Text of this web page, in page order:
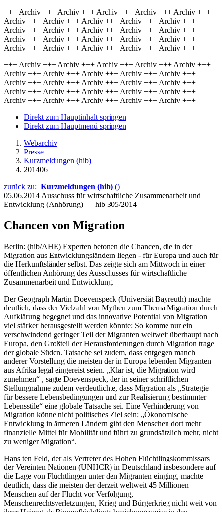
+++ Archiv +++ Archiv +++ Archiv +++ Archiv +++ Archiv +++
Archiv +++ Archiv +++ Archiv +++ Archiv +++ Archiv +++
Archiv +++ Archiv +++ Archiv +++ Archiv +++ Archiv +++
Archiv +++ Archiv +++ Archiv +++ Archiv +++ Archiv +++
Archiv +++ Archiv +++ Archiv +++ Archiv +++ Archiv +++
+++ Archiv +++ Archiv +++ Archiv +++ Archiv +++ Archiv +++
Archiv +++ Archiv +++ Archiv +++ Archiv +++ Archiv +++
Archiv +++ Archiv +++ Archiv +++ Archiv +++ Archiv +++
Archiv +++ Archiv +++ Archiv +++ Archiv +++ Archiv +++
Archiv +++ Archiv +++ Archiv +++ Archiv +++ Archiv +++
Direkt zum Hauptinhalt springen
Direkt zum Hauptmenü springen
Webarchiv
Presse
Kurzmeldungen (hib)
201406
zurück zu: Kurzmeldungen (hib) ()
05.06.2014 Ausschuss für wirtschaftliche Zusammenarbeit und
Entwicklung (Anhörung) — hib 305/2014
Chancen von Migration
Berlin: (hib/AHE) Experten betonen die Chancen, die in der
Migration aus Entwicklungsländern liegen - für Europa und auch für
die Herkunftsländer selbst. Das zeigte sich am Mittwoch in einer
öffentlichen Anhörung des Ausschusses für wirtschaftliche
Zusammenarbeit und Entwicklung.
Der Geograph Martin Doevenspeck (Universiät Bayreuth) machte
deutlich, dass der Vielzahl von Mythen zum Thema Migration durch
Aufklärung begegnet und das innovative Potential von Migration
viel stärker herausgestellt werden könnte: So komme nur ein
verschwindend geringer Teil der Migranten weltweit überhaupt nach
Europa, den Großteil der Herausforderungen durch Migration trage
der globale Süden. Tatsache sei zudem, dass entgegen manch
anderer Vorstellung die meisten der in Europa lebenden Migranten
aus Afrika legal eingereist seien. „Klar ist, die Migration wird
zunehmen“ , sagte Doevenspeck, der in seiner schriftlichen
Stellungnahme zudem verdeutlichte, dass Migration als „Strategie
für bessere Lebensbedingungen und zur Realisierung bestimmter
Lebensstile“ eine globale Tatsache sei. Eine Verhinderung von
Migration könne nicht politisches Ziel sein: „Ökonomische
Entwicklung in ärmeren Ländern gibt den Menschen dort mehr
finanzielle Mittel für Mobilität und führt zu grundsätzlich mehr, nicht
zu weniger Migration“.
Hans ten Feld, der als Vertreter des Hohen Flüchtlingskommissars
der Vereinten Nationen (UNHCR) in Deutschland insbesondere auf
die Lage von Flüchtlingen unter den Migranten einging, machte
deutlich, dass die meisten der derzeit weltweit 45 Millionen
Menschen auf der Flucht vor Verfolgung,
Menschenrechtsverletzungen, Krieg und Bürgerkrieg nicht weit von